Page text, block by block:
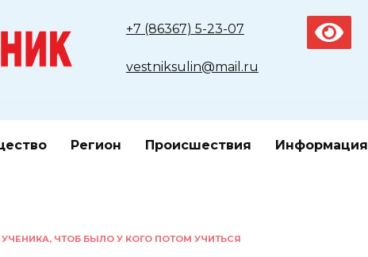
+7 (86367) 5-23-07
vestniksulin@mail.ru
Регион Происшествия Информация
ЧТОБ БЫЛО У КОГО ПОТОМ УЧИТЬСЯ